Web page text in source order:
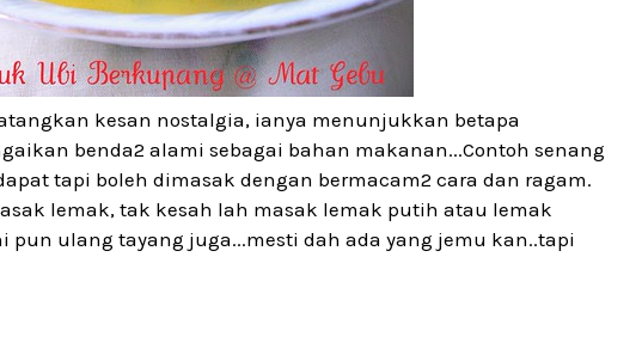
kesan nostalgia, ianya menunjukkan betapa
benda2 alami sebagai bahan makanan...Contoh senang
tapi boleh dimasak dengan bermacam2 cara dan ragam.
lemak, tak kesah lah masak lemak putih atau lemak
ulang tayang juga...mesti dah ada yang jemu kan..tapi